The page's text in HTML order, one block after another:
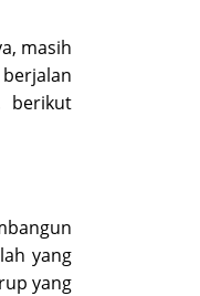
masih
berikut
yang
yang